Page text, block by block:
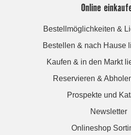
Online
Bestellmöglichkeiten &
Bestellen & nach Hause
Kaufen & in den Markt
Reservieren &
Prospekte und
Newsletter
Onlineshop